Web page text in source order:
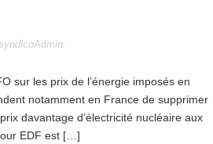
.
sur les prix de l’énergie imposés en
notamment en France de supprimer
davantage d’électricité nucléaire aux
EDF est […]